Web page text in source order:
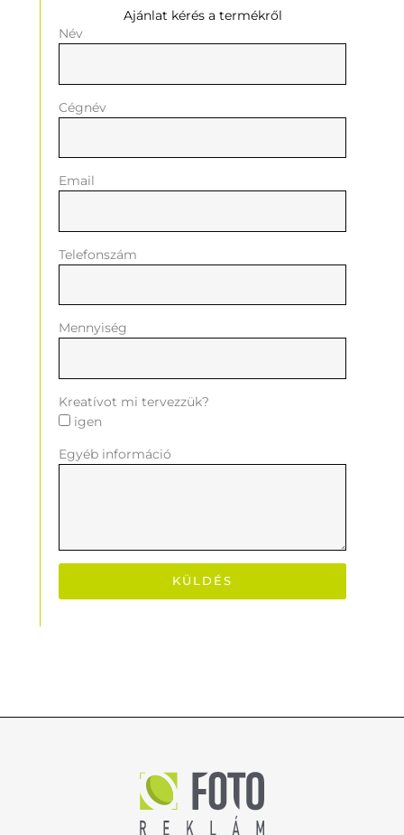
Ajánlat kérés a termékről
Név
Cégnév
Email
Telefonszám
Mennyiség
Kreatívot mi tervezzük?
igen
Egyéb információ
KÜLDÉS